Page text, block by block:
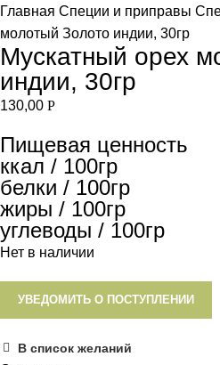
Главная Специи и приправы
молотый Золото индии, 30гр
Мускатный орех
индии, 30гр
130,00 Р
Пищевая ценность
ккал / 100гр
белки / 100гр
жиры / 100гр
углеводы / 100гр
Нет в наличии
УВЕДОМИТЬ О ПОСТУПЛЕНИИ
В список желаний